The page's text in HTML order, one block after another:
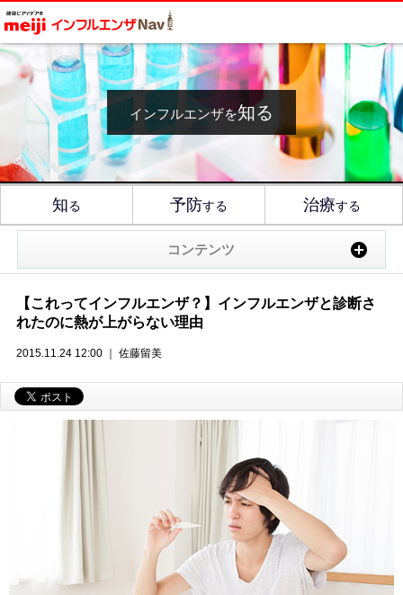
インフルエンザを知る
知る 予防する 治療する
コンテンツ
【これってインフルエンザ？】インフルエンザと診断さ
れたのに熱が上がらない理由
2015.11.24 12:00 ｜ 佐藤留美